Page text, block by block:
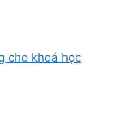
cho khoá học